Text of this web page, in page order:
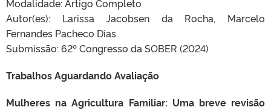
Modalidade: Artigo Completo
Autor(es): Larissa Jacobsen da Rocha, Marcelo
Fernandes Pacheco Dias
Submissão: 62º Congresso da SOBER (2024)
Trabalhos Aguardando Avaliação
Mulheres na Agricultura Familiar: Uma breve revisão